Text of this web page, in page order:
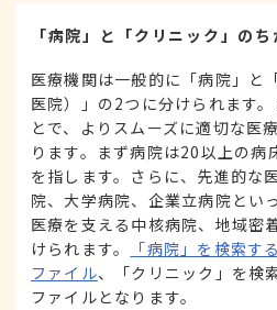
「病院」と「クリニック」の
医療機関は一般的に「病院」と
医院）」の2つに分けられます
とで、よりスムーズに適切な医
ります。まず病院は20以上の病
を指します。さらに、先進的な
院、大学病院、企業立病院とい
医療を支える中核病院、地域密
けられます。
「病院」を検索す
ファイル、「クリニック」を検
ファイルとなります。